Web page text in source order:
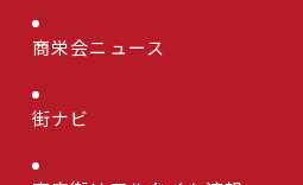
商栄会ニュース
街ナビ